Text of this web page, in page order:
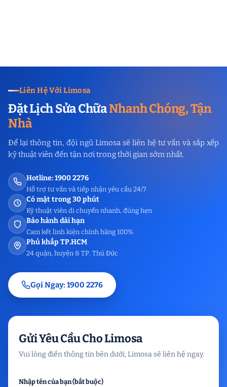
Liên Hệ Với Limosa
Đặt Lịch Sửa ChữaNhanh Chóng, Tận
Nhà
Để lại thông tin, đội ngũ Limosa sẽ liên hệ tư vấn và sắp xếp
kỹ thuật viên đến tận nơi trong thời gian sớm nhất.
Hotline: 1900 2276
Hỗ trợ tư vấn và tiếp nhận yêu cầu 24/7
Có mặt trong 30 phút
Kỹ thuật viên di chuyển nhanh, đúng hẹn
Bảo hành dài hạn
Cam kết linh kiện chính hãng 100%
Phủ khắp TP.HCM
24 quận, huyện & TP. Thủ Đức
Gọi Ngay: 1900 2276
Gửi Yêu Cầu Cho Limosa
Vui lòng điền thông tin bên dưới, Limosa sẽ liên hệ ngay.
Nhập tên của bạn (bắt buộc)